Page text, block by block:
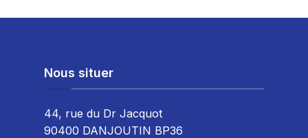
Nous situer
44, rue du Dr Jacquot
90400 DANJOUTIN BP36